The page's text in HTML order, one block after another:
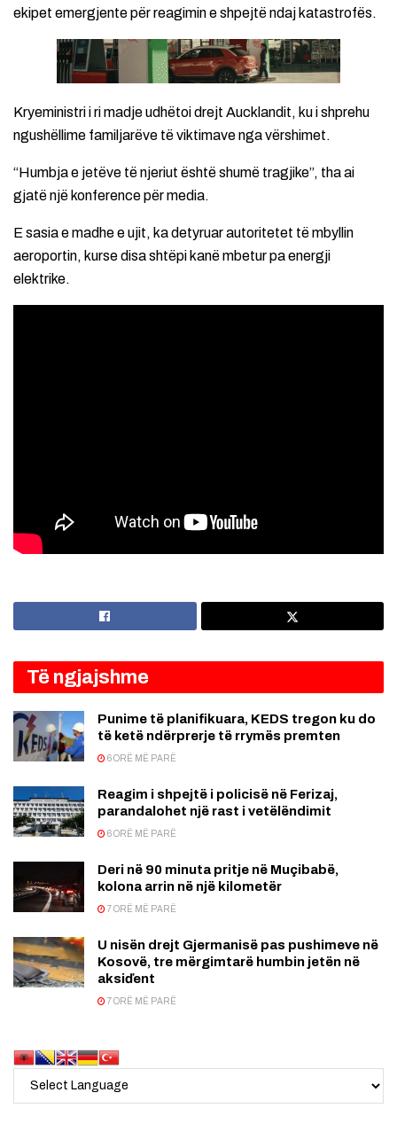
ekipet emergjente për reagimin e shpejtë ndaj katastrofës.
Kryeministri i ri madje udhëtoi drejt Aucklandit, ku i shprehu
ngushëllime familjarëve të viktimave nga vërshimet.
“Humbja e jetëve të njeriut është shumë tragjike”, tha ai
gjatë një konference për media.
E sasia e madhe e ujit, ka detyruar autoritetet të mbyllin
aeroportin, kurse disa shtëpi kanë mbetur pa energji
elektrike.
Të ngjajshme
Punime të planifikuara, KEDS tregon ku do
të ketë ndërprerje të rrymës premten
6 ORË MË PARË
Reagim i shpejtë i policisë në Ferizaj,
parandalohet një rast i vetëlëndimit
6 ORË MË PARË
Deri në 90 minuta pritje në Muçibabë,
kolona arrin në një kilometër
7 ORË MË PARË
U nisën drejt Gjermanisë pas pushimeve në
Kosovë, tre mërgimtarë humbin jetën në
aksiďent
7 ORË MË PARË